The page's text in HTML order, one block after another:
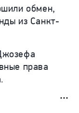
обмен,
из Санкт-
права